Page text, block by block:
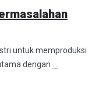
untuk memproduksi
dengan ...